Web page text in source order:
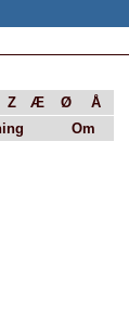
Z Æ Ø
Å
Om